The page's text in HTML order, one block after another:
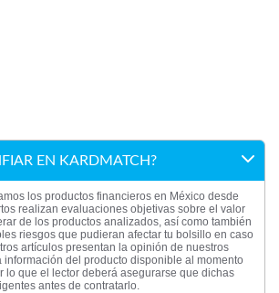
EN KARDMATCH?
los productos financieros en México desde
realizan evaluaciones objetivas sobre el valor
de los productos analizados, así como también
riesgos que pudieran afectar tu bolsillo en caso
artículos presentan la opinión de nuestros
información del producto disponible al momento
lo que el lector deberá asegurarse que dichas
antes de contratarlo.